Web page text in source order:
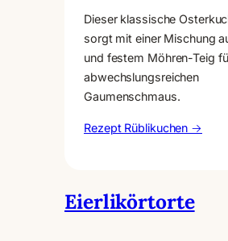
Dieser klassische
sorgt mit einer Mischung
und festem Möhren-Teig
abwechslungsreichen
Gaumenschmaus.
Rezept Rüblikuchen →
Eierlikörtorte